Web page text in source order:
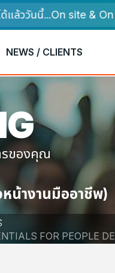
ล้ววันนี้...On site & On
NEWS / CLIENTS
รของคุณ
น้างานมืออาชีพ)
FOR PEOPLE